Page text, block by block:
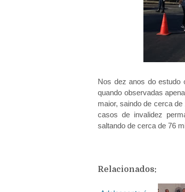
Nos dez anos do estudo
quando observadas
maior, saindo de cerca
casos de invalidez
saltando de cerca de 76
Relacionados: